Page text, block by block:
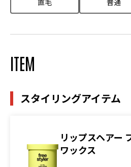
ITEM
スタイリングアイテム
リップスヘアー
ワックス